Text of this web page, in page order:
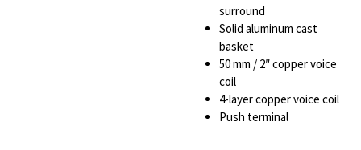
surround
Solid aluminum cast
basket
50 mm / 2″ copper voice
coil
4-layer copper voice coil
Push terminal